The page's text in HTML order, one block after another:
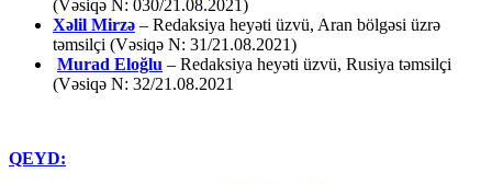
(Vəsiqə N: 030/21.08.2021)
Xəlil Mirzə – Redaksiya heyəti üzvü, Aran bölgəsi üzrə
təmsilçi (Vəsiqə N: 31/21.08.2021)
Murad Eloğlu – Redaksiya heyəti üzvü, Rusiya təmsilçi
(Vəsiqə N: 32/21.08.2021
QEYD: